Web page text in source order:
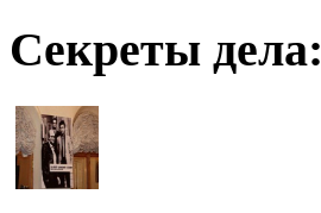
Секреты дела: